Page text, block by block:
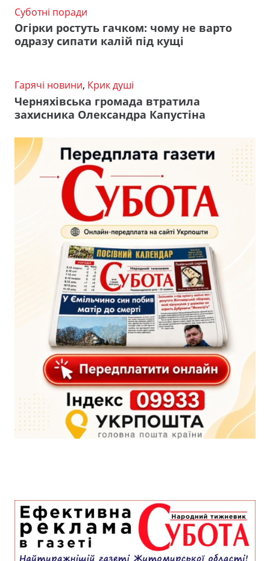
Суботні поради
Огірки ростуть гачком: чому не варто
одразу сипати калій під кущі
Гарячі новини, Крик душі
Черняхівська громада втратила
захисника Олександра Капустіна